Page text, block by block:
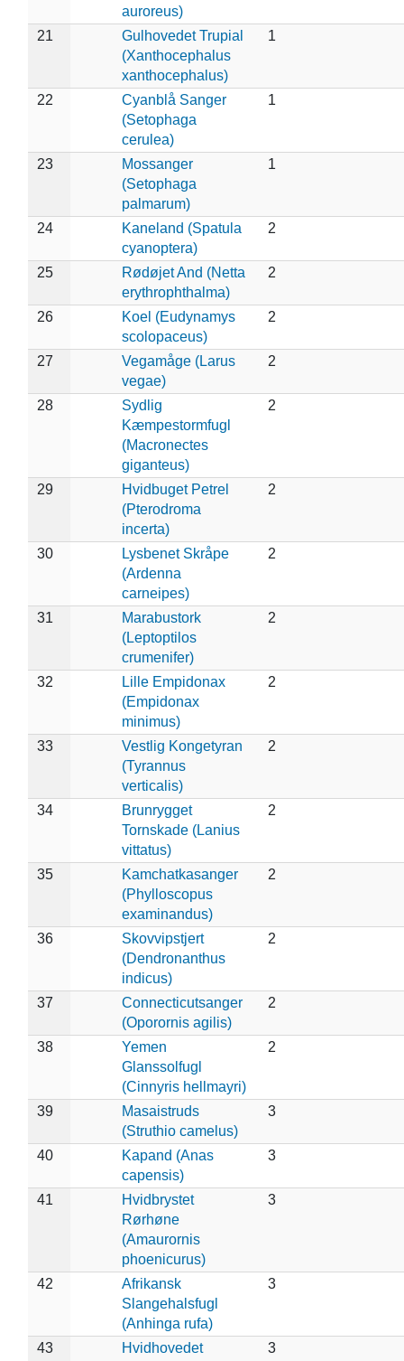
auroreus)
21
Gulhovedet Trupial
(Xanthocephalus
xanthocephalus)
1
22
Cyanblå Sanger
(Setophaga
cerulea)
1
23
Mossanger
(Setophaga
palmarum)
1
24
Kaneland (Spatula
cyanoptera)
2
25
Rødøjet And (Netta
erythrophthalma)
2
26
Koel (Eudynamys
scolopaceus)
2
27
Vegamåge (Larus
vegae)
2
28
Sydlig
Kæmpestormfugl
(Macronectes
giganteus)
2
29
Hvidbuget Petrel
(Pterodroma
incerta)
2
30
Lysbenet Skråpe
(Ardenna
carneipes)
2
31
Marabustork
(Leptoptilos
crumenifer)
2
32
Lille Empidonax
(Empidonax
minimus)
2
33
Vestlig Kongetyran
(Tyrannus
verticalis)
2
34
Brunrygget
Tornskade (Lanius
vittatus)
2
35
Kamchatkasanger
(Phylloscopus
examinandus)
2
36
Skovvipstjert
(Dendronanthus
indicus)
2
37
Connecticutsanger
(Oporornis agilis)
2
38
Yemen
Glanssolfugl
(Cinnyris hellmayri)
2
39
Masaistruds
(Struthio camelus)
3
40
Kapand (Anas
capensis)
3
41
Hvidbrystet
Rørhøne
(Amaurornis
phoenicurus)
3
42
Afrikansk
Slangehalsfugl
(Anhinga rufa)
3
43
Hvidhovedet
3